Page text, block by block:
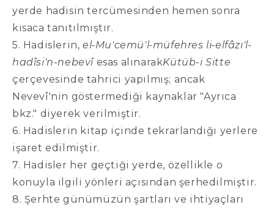
yerde hadisin tercümesinden hemen sonra
kısaca tanıtılmıştır.
5. Hadislerin, el-Mu'cemü'l-müfehres li-elfâzı'l-
hadîsi'n-nebevîesas alınarakKütüb-i Sitte
çerçevesinde tahrici yapılmış; ancak
Nevevî'nin göstermediği kaynaklar "Ayrıca
bkz." diyerek verilmiştir.
6. Hadislerin kitap içinde tekrarlandığı yerlere
işaret edilmiştir.
7. Hadisler her geçtiği yerde, özellikle o
konuyla ilgili yönleri açısından şerhedilmiştir.
8. Şerhte günümüzün şartları ve ihtiyaçları